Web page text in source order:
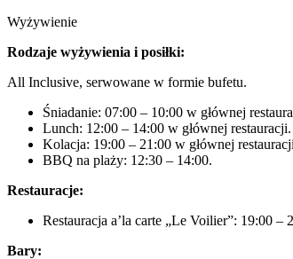
Wyżywienie
Rodzaje wyżywienia i posiłki:
All Inclusive, serwowane w formie bufetu.
Śniadanie: 07:00 – 10:00 w głównej
Lunch: 12:00 – 14:00 w głównej restauracji.
Kolacja: 19:00 – 21:00 w głównej
BBQ na plaży: 12:30 – 14:00.
Restauracje:
Restauracja a’la carte „Le Voilier”: 19:00
Bary: